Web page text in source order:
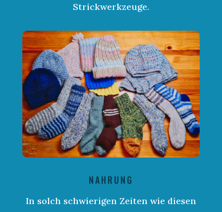
Strickwerkzeuge.
NAHRUNG
In solch schwierigen Zeiten wie diesen